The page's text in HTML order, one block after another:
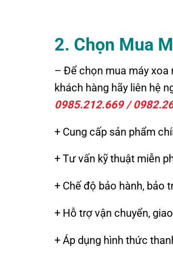
2. Chọn Mua
– Để chọn mua máy xoa
khách hàng hãy liên hệ
0985.212.669 /
+ Cung cấp sản phẩm
+ Tư vấn kỹ thuật miễn
+ Chế độ bảo hành, bảo
+ Hỗ trợ vận chuyển,
+ Áp dụng hình thức